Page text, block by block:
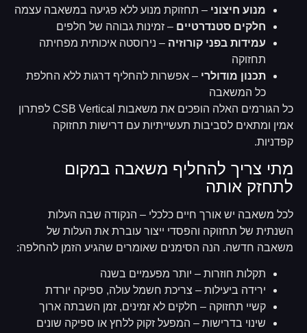
מנוע חיצוני – תחזוקת מנוע ללא פגיעה במשאבה עצמה
חלקים סטנדרטיים – זמינות גבוהה של חלפים
עמידות בפני קורוזיה – נירוסטה איכותית מפחיתה
תחזוקה
תכנון מודולרי – אפשרות להחליף דרגות ללא החלפת
כל המשאבה
כל הגורמים האלה הופכים את משאבות CSB Vertical לפתרון
אמין ומתאים לסביבות תעשייתיות עם דרישות תחזוקה
קפדניות.
מתי צריך להחליף משאבה במקום
לתחזק אותה
לכל משאבה יש אורך חיים כלכלי – הנקודה שבה העלות
השנתית של תחזוקה והפסדי ייצור עוברת את העלות של
משאבה חדשה. הנה הסימנים שאומרים שהגיע הזמן להחלפה:
תקלות חוזרות – יותר מפעמיים בשנה
ירידה ביעילות – צריכת חשמל עולה, ספיקה יורדת
קשיי תחזוקה – חלקים לא זמינים, זמן השבתה ארוך
שינוי בדרישות – המפעל זקוק ללחץ או ספיקה שונים